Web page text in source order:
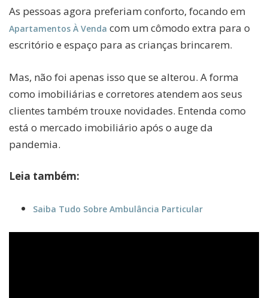
As pessoas agora preferiam conforto, focando em
Apartamentos À Venda com um cômodo extra para o
escritório e espaço para as crianças brincarem.
Mas, não foi apenas isso que se alterou. A forma
como imobiliárias e corretores atendem aos seus
clientes também trouxe novidades. Entenda como
está o mercado imobiliário após o auge da
pandemia.
Leia também:
Saiba Tudo Sobre Ambulância Particular